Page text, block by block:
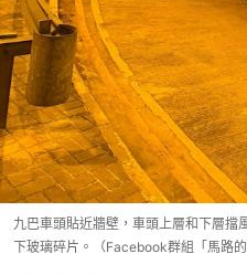
九巴車頭貼近牆壁，車頭上層和下層擋
下玻璃碎片。（Facebook群組「馬路的